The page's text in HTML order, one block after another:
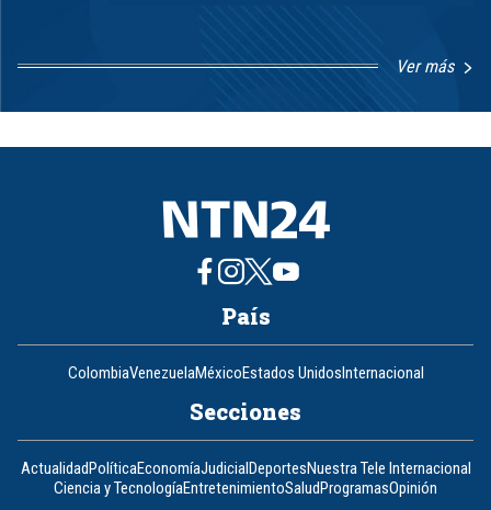
Ver más
8
País
ColombiaVenezuelaMéxicoEstados UnidosInternacional
Secciones
ActualidadPolíticaEconomíaJudicialDeportesNuestra Tele Internacional
Ciencia y TecnologíaEntretenimientoSaludProgramasOpinión